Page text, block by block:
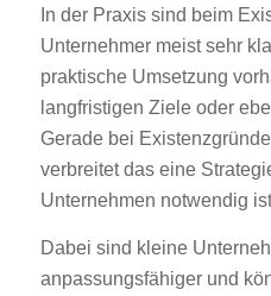
In der Praxis sind beim
Unternehmer meist sehr
praktische Umsetzung
langfristigen Ziele oder
Gerade bei
verbreitet das eine
Unternehmen notwendig
Dabei sind kleine
anpassungsfähiger und